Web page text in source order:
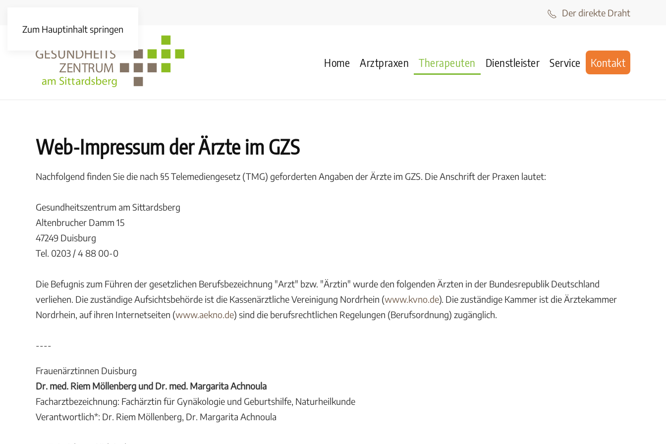
Zum Hauptinhalt springen
Der direkte Draht
Home Arztpraxen Therapeuten Dienstleister Service Kontakt
Web-Impressum der Ärzte im GZS
Nachfolgend finden Sie die nach §5 Telemediengesetz (TMG) geforderten Angaben der Ärzte im GZS. Die Anschrift der Praxen lautet:
Gesundheitszentrum am Sittardsberg
Altenbrucher Damm 15
47249 Duisburg
Tel. 0203 / 4 88 00-0
Die Befugnis zum Führen der gesetzlichen Berufsbezeichnung "Arzt" bzw. "Ärztin" wurde den folgenden Ärzten in der Bundesrepublik Deutschland
verliehen. Die zuständige Aufsichtsbehörde ist die Kassenärztliche Vereinigung Nordrhein (www.kvno.de). Die zuständige Kammer ist die Ärztekammer
Nordrhein, auf ihren Internetseiten (www.aekno.de) sind die berufsrechtlichen Regelungen (Berufsordnung) zugänglich.
----
Frauenärztinnen Duisburg
Dr. med. Riem Möllenberg und Dr. med. Margarita Achnoula
Facharztbezeichnung: Fachärztin für Gynäkologie und Geburtshilfe, Naturheilkunde
Verantwortlich*: Dr. Riem Möllenberg, Dr. Margarita Achnoula